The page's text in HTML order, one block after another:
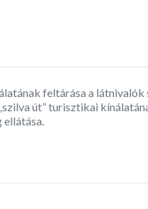
feltárása a látnivalók
út” turisztikai
ellátása.